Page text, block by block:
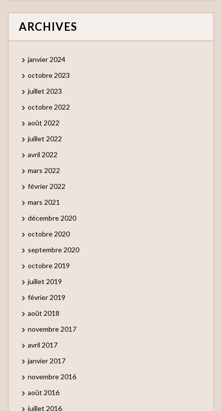
ARCHIVES
janvier 2024
octobre 2023
juillet 2023
octobre 2022
août 2022
juillet 2022
avril 2022
mars 2022
février 2022
mars 2021
décembre 2020
octobre 2020
septembre 2020
octobre 2019
juillet 2019
février 2019
août 2018
novembre 2017
avril 2017
janvier 2017
novembre 2016
août 2016
juillet 2016